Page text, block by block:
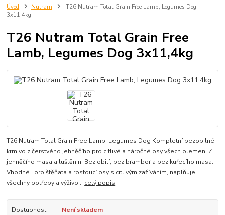
Úvod Nutram
T26 Nutram Total Grain Free Lamb, Legumes Dog
3x11,4kg
T26 Nutram Total Grain Free
Lamb, Legumes Dog 3x11,4kg
T26 Nutram Total Grain Free Lamb, Legumes Dog Kompletní bezobilné
krmivo z čerstvého jehněčího pro citlivé a náročné psy všech plemen. Z
jehněčího masa a luštěnin. Bez obilí, bez brambor a bez kuřecího masa.
Vhodné i pro štěňata a rostoucí psy s citlivým zažíváním, naplňuje
všechny potřeby a výživo... celý popis
Dostupnost
Není skladem